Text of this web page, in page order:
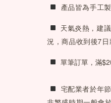
產品皆為手工
天氣炎熱，建
況，商品收到後7日
單筆訂單，滿
宅配業者於年